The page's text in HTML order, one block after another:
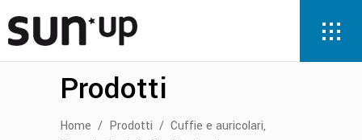
Prodotti
Home / Prodotti / Cuffie e auricolari,